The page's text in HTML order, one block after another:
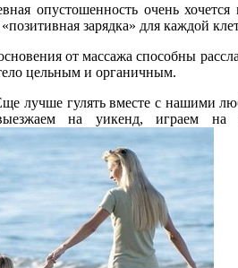
опустошенность очень
зарядка» для каждой
от массажа способны
цельным и органичным.
лучше гулять вместе с нашими
на уикенд, играем на